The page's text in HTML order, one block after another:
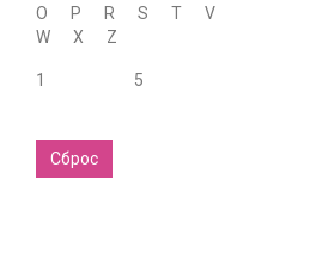
O
P R S T
V
W
X Z
1 5
Сброс